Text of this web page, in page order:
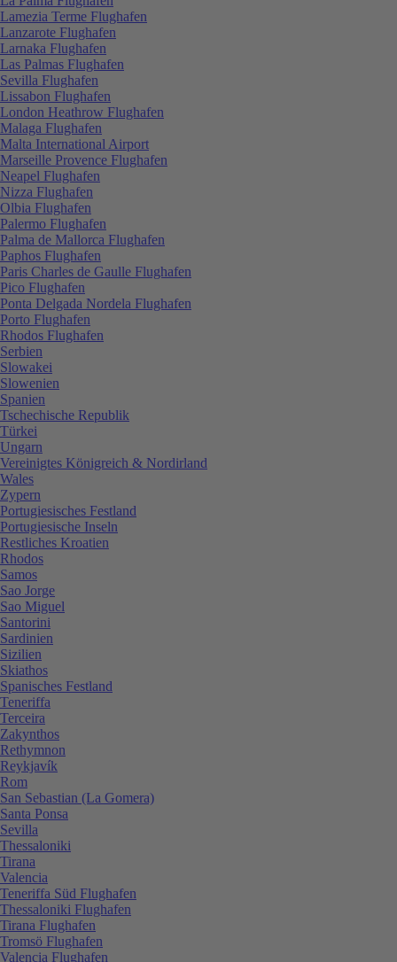
Lamezia Terme Flughafen
Lanzarote Flughafen
Larnaka Flughafen
Las Palmas Flughafen
Sevilla Flughafen
Lissabon Flughafen
London Heathrow Flughafen
Malaga Flughafen
Malta International Airport
Marseille Provence Flughafen
Neapel Flughafen
Nizza Flughafen
Olbia Flughafen
Palermo Flughafen
Palma de Mallorca Flughafen
Paphos Flughafen
Paris Charles de Gaulle Flughafen
Pico Flughafen
Ponta Delgada Nordela Flughafen
Porto Flughafen
Rhodos Flughafen
Serbien
Slowakei
Slowenien
Spanien
Tschechische Republik
Türkei
Ungarn
Vereinigtes Königreich & Nordirland
Wales
Zypern
Portugiesisches Festland
Portugiesische Inseln
Restliches Kroatien
Rhodos
Samos
Sao Jorge
Sao Miguel
Santorini
Sardinien
Sizilien
Skiathos
Spanisches Festland
Teneriffa
Terceira
Zakynthos
Rethymnon
Reykjavík
Rom
San Sebastian (La Gomera)
Santa Ponsa
Sevilla
Thessaloniki
Tirana
Valencia
Teneriffa Süd Flughafen
Thessaloniki Flughafen
Tirana Flughafen
Tromsö Flughafen
Valencia Flughafen